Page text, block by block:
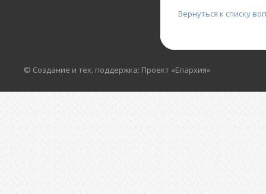
Вернуться к списку
© Создание и тех. поддержка: Проект «Епархия»